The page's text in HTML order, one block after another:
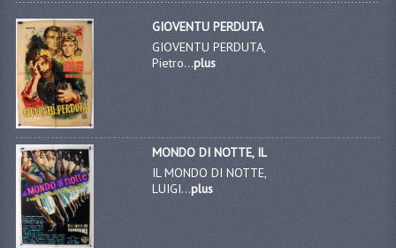
GIOVENTU PERDUTA
GIOVENTU PERDUTA,
Pietro...plus
MONDO DI NOTTE, IL
IL MONDO DI NOTTE,
LUIGI...plus